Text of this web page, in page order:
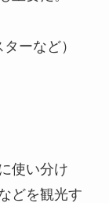
ーなど）
使い分け
どを観光す